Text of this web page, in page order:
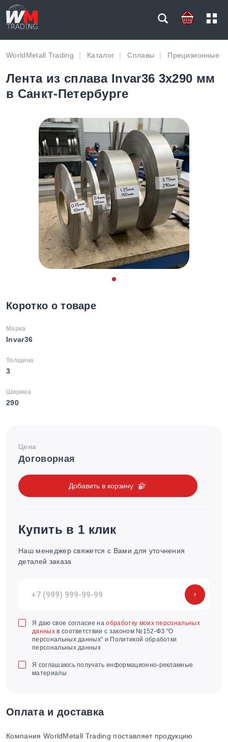
WorldMetall Trading Каталог Сплавы Прецизионные
Лента из сплава Invar36 3х290 мм
в Санкт-Петербурге
Коротко о товаре
Марка
Invar36
Толщина
3
Ширина
290
Цена
Договорная
Добавить в корзину
Купить в 1 клик
Наш менеджер свяжется с Вами для уточнения
деталей заказа
Я даю свое согласие наобработку моих персональных
данныхв соответствии с законом №152-ФЗ "О
персональных данных" и Политикой обработки
персональных данных
Я соглашаюсь получать информационно-рекламные
материалы
Оплата и доставка
Компания WorldMetall Trading поставляет продукцию